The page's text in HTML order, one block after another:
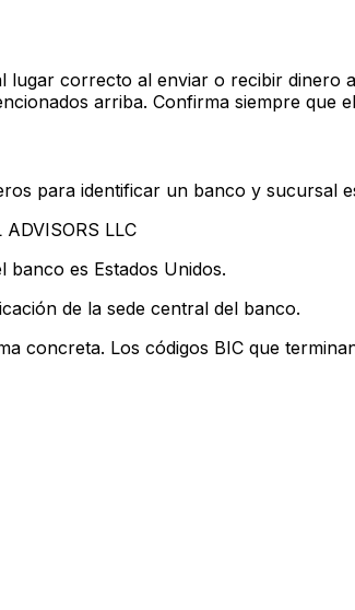
correcto al enviar o recibir
arriba. Confirma siempre que
para identificar un banco y sucursal
LLC
banco es Estados Unidos.
de la sede central del banco.
concreta. Los códigos BIC que